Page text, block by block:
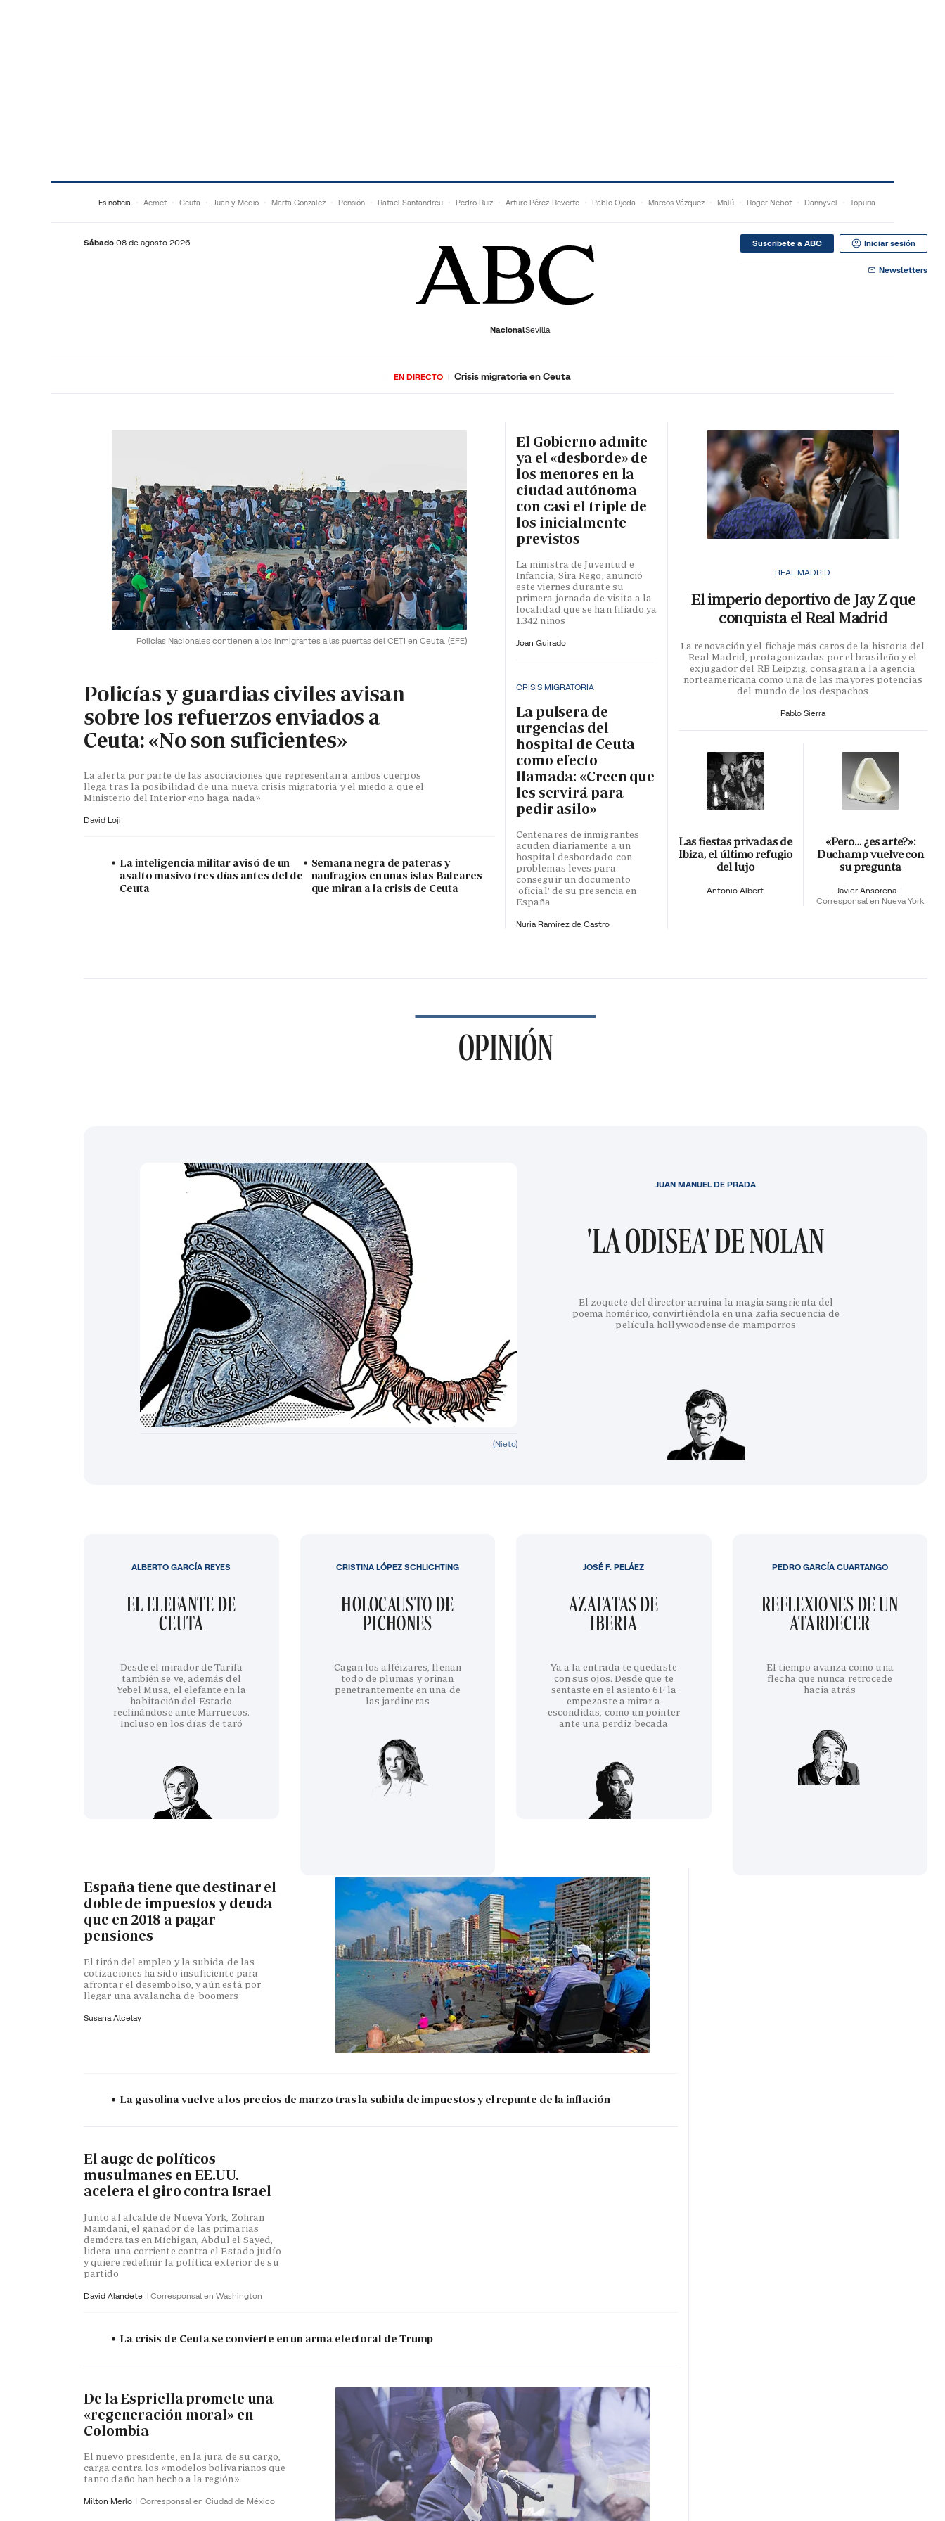
Es noticia Aemet Ceuta Juan y Medio Marta González Pensión Rafael Santandreu Pedro Ruiz Arturo Pérez-Reverte Pablo Ojeda Marcos Vázquez Malú Roger Nebot Dannyvel Topuria
Sábado 08 de agosto 2026
NacionalSevilla
Suscribete a ABC Iniciar sesión
Newsletters
ECONOMÍADEPORTES SOCIEDADCULTURAGENTEPLAY
EN DIRECTO Crisis migratoria en Ceuta
Policías Nacionales contienen a los inmigrantes a las puertas del CETI en Ceuta. (EFE)
Policías y guardias civiles avisan
sobre los refuerzos enviados a
Ceuta: «No son suficientes»
La alerta por parte de las asociaciones que representan a ambos cuerpos
llega tras la posibilidad de una nueva crisis migratoria y el miedo a que el
Ministerio del Interior «no haga nada»
David Loji
La inteligencia militar avisó de un
asalto masivo tres días antes del de
Ceuta
Semana negra de pateras y
naufragios en unas islas Baleares
que miran a la crisis de Ceuta
El Gobierno admite
ya el «desborde» de
los menores en la
ciudad autónoma
con casi el triple de
los inicialmente
previstos
La ministra de Juventud e
Infancia, Sira Rego, anunció
este viernes durante su
primera jornada de visita a la
localidad que se han filiado ya
1.342 niños
Joan Guirado
CRISIS MIGRATORIA
La pulsera de
urgencias del
hospital de Ceuta
como efecto
llamada: «Creen que
les servirá para
pedir asilo»
Centenares de inmigrantes
acuden diariamente a un
hospital desbordado con
problemas leves para
conseguir un documento
'oficial' de su presencia en
España
Nuria Ramírez de Castro
REAL MADRID
El imperio deportivo de Jay Z que
conquista el Real Madrid
La renovación y el fichaje más caros de la historia del
Real Madrid, protagonizadas por el brasileño y el
exjugador del RB Leipzig, consagran a la agencia
norteamericana como una de las mayores potencias
del mundo de los despachos
Pablo Sierra
Las fiestas privadas de
Ibiza, el último refugio
del lujo
Antonio Albert
«Pero… ¿es arte?»:
Duchamp vuelve con
su pregunta
Javier Ansorena
Corresponsal en Nueva York
OPINIÓN
(Nieto)
'LA ODISEA' DE NOLAN
El zoquete del director arruina la magia sangrienta del
poema homérico, convirtiéndola en una zafia secuencia de
película hollywoodense de mamporros
JUAN MANUEL DE PRADA
EL ELEFANTE DE
CEUTA
Desde el mirador de Tarifa
también se ve, además del
Yebel Musa, el elefante en la
habitación del Estado
reclinándose ante Marruecos.
Incluso en los días de taró
ALBERTO GARCÍA REYES
HOLOCAUSTO DE
PICHONES
Cagan los alféizares, llenan
todo de plumas y orinan
penetrantemente en una de
las jardineras
CRISTINA LÓPEZ SCHLICHTING
AZAFATAS DE
IBERIA
Ya a la entrada te quedaste
con sus ojos. Desde que te
sentaste en el asiento 6F la
empezaste a mirar a
escondidas, como un pointer
ante una perdiz becada
JOSÉ F. PELÁEZ
REFLEXIONES DE UN
ATARDECER
El tiempo avanza como una
flecha que nunca retrocede
hacia atrás
PEDRO GARCÍA CUARTANGO
España tiene que destinar el
doble de impuestos y deuda
que en 2018 a pagar
pensiones
El tirón del empleo y la subida de las
cotizaciones ha sido insuficiente para
afrontar el desembolso, y aún está por
llegar una avalancha de 'boomers'
Susana Alcelay
La gasolina vuelve a los precios de marzo tras la subida de impuestos y el repunte de la inflación
El auge de políticos
musulmanes en EE.UU.
acelera el giro contra Israel
Junto al alcalde de Nueva York, Zohran
Mamdani, el ganador de las primarias
demócratas en Míchigan, Abdul el Sayed,
lidera una corriente contra el Estado judío
y quiere redefinir la política exterior de su
partido
David Alandete Corresponsal en Washington
La crisis de Ceuta se convierte en un arma electoral de Trump
De la Espriella promete una
«regeneración moral» en
Colombia
El nuevo presidente, en la jura de su cargo,
carga contra los «modelos bolivarianos que
tanto daño han hecho a la región»
Milton Merlo Corresponsal en Ciudad de México